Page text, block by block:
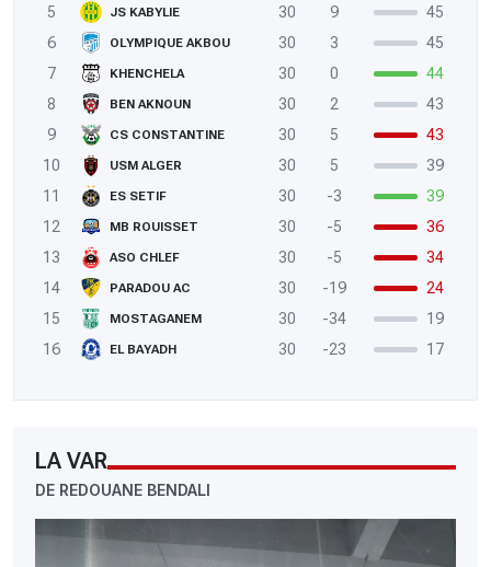
5
JS KABYLIE 30 9
45
6
OLYMPIQUE AKBOU 30 3
45
7
KHENCHELA 30 0
44
8
BEN AKNOUN 30 2
43
9
CS CONSTANTINE 30 5
43
10
USM ALGER 30 5
39
11
ES SETIF 30 -3
39
12
MB ROUISSET 30 -5
36
13
ASO CHLEF 30 -5
34
14
PARADOU AC 30 -19
24
15
MOSTAGANEM 30 -34
19
16
EL BAYADH 30 -23 17
LA VAR
DE REDOUANE BENDALI